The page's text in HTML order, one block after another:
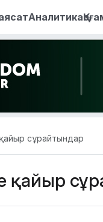
Аналитика
сұрайтындар
қайыр